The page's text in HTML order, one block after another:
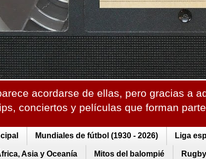
acordarse de ellas, pero gracias a
conciertos y películas que forman
Mundiales de fútbol (1930 - 2026) Liga
Asia y Oceanía Mitos del balompié